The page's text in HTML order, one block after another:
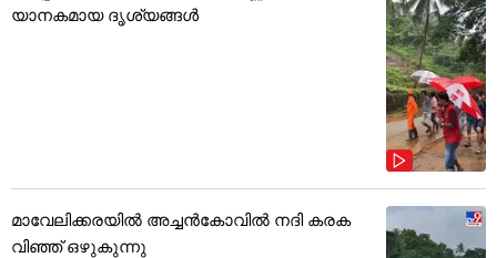
യാനകമായ ദൃശ്യങ്ങൾ
മാവേലിക്കരയിൽ അച്ചൻകോവിൽ നദി കരക
വിഞ്ഞ് ഒഴുകുന്നു